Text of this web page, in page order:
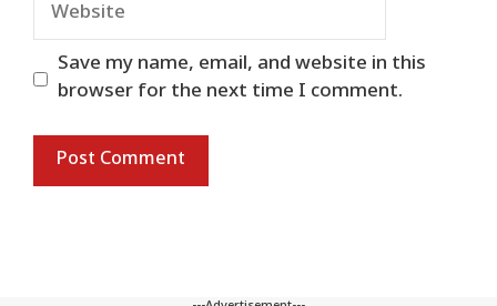
Save my name, email, and website in this
browser for the next time I comment.